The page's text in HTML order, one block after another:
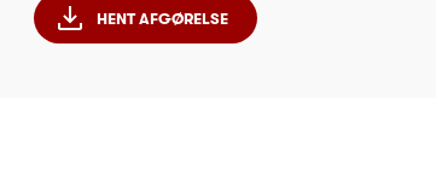
HENT AFGØRELSE